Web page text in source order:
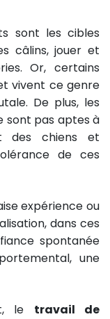
sont les cibles
câlins, jouer et
Or, certains
vivent ce genre
De plus, les
sont pas aptes à
des chiens et
de ces
expérience ou
dans ces
spontanée
une
le travail de